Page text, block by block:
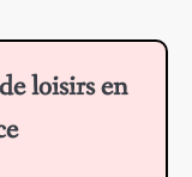
loisirs en